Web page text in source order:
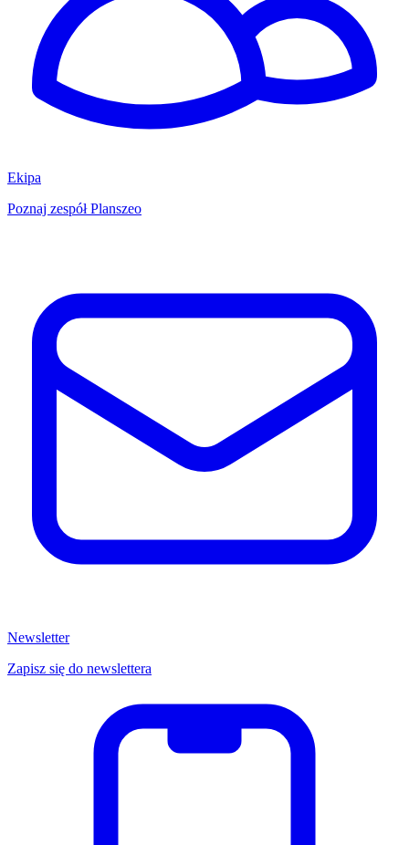
Ekipa
Poznaj zespół Planszeo
Newsletter
Zapisz się do newslettera